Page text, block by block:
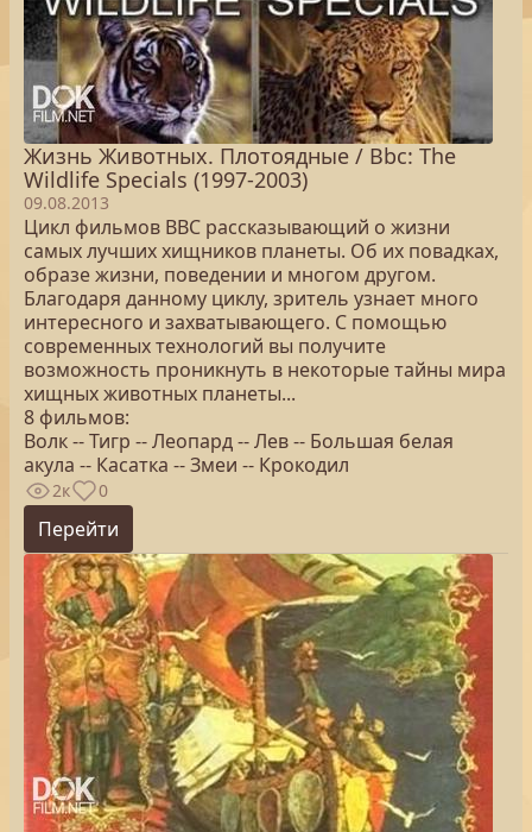
Жизнь Животных. Плотоядные / Bbc: The
Wildlife Specials (1997-2003)
09.08.2013
Цикл фильмов BBC рассказывающий о жизни
самых лучших хищников планеты. Об их повадках,
образе жизни, поведении и многом другом.
Благодаря данному циклу, зритель узнает много
интересного и захватывающего. С помощью
современных технологий вы получите
возможность проникнуть в некоторые тайны мира
хищных животных планеты...
8 фильмов:
Волк -- Тигр -- Леопард -- Лев -- Большая белая
акула -- Касатка -- Змеи -- Крокодил
2к 0
Перейти